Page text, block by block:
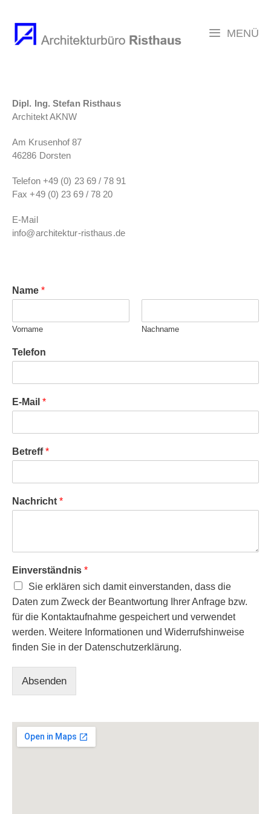
MENÜ
Dipl. Ing. Stefan Risthaus
Architekt AKNW
Am Krusenhof 87
46286 Dorsten
Telefon +49 (0) 23 69 / 78 91
Fax +49 (0) 23 69 / 78 20
E-Mail
info@architektur-risthaus.de
Name *
Vorname Nachname
Telefon
E-Mail *
Betreff*
Nachricht *
Einverständnis *
Sie erklären sich damit einverstanden, dass die
Daten zum Zweck der Beantwortung Ihrer Anfrage bzw.
für die Kontaktaufnahme gespeichert und verwendet
werden. Weitere Informationen und Widerrufshinweise
finden Sie in der Datenschutzerklärung.
Absenden